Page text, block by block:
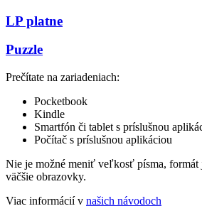
LP platne
Puzzle
Prečítate na zariadeniach:
Pocketbook
Kindle
Smartfón či tablet s príslušnou
Počítač s príslušnou aplikáciou
Nie je možné meniť veľkosť písma, formát
väčšie obrazovky.
Viac informácií v našich návodoch